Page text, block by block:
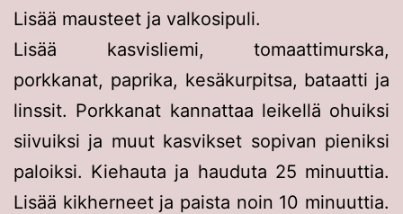
Lisää mausteet ja valkosipuli.
Lisää kasvisliemi, tomaattimurska,
porkkanat, paprika, kesäkurpitsa, bataatti ja
linssit. Porkkanat kannattaa leikellä ohuiksi
siivuiksi ja muut kasvikset sopivan pieniksi
paloiksi. Kiehauta ja hauduta 25 minuuttia.
Lisää kikherneet ja paista noin 10 minuuttia.